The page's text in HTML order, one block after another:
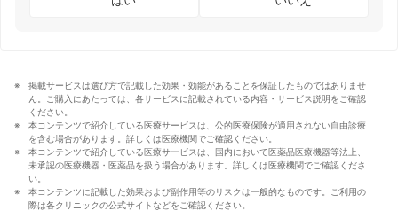
掲載サービスは選び方で記載した効果・効能があることを保証したものではありませ
ん。ご購入にあたっては、各サービスに記載されている内容・サービス説明をご確認
ください。
本コンテンツで紹介している医療サービスは、公的医療保険が適用されない自由診療
を含む場合があります。詳しくは医療機関でご確認ください。
本コンテンツで紹介している医療サービスは、国内において医薬品医療機器等法上、
未承認の医療機器・医薬品を扱う場合があります。詳しくは医療機関でご確認くださ
い。
本コンテンツに記載した効果および副作用等のリスクは一般的なものです。ご利用の
際は各クリニックの公式サイトなどをご確認ください。